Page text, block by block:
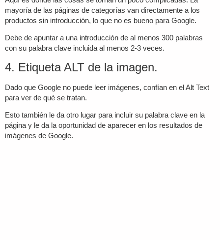
mayoría de las páginas de categorías van directamente a los
productos sin introducción, lo que no es bueno para Google.
Debe de apuntar a una introducción de al menos 300 palabras
con su palabra clave incluida al menos 2-3 veces.
4. Etiqueta ALT de la imagen.
Dado que Google no puede leer imágenes, confían en el Alt Text
para ver de qué se tratan.
Esto también le da otro lugar para incluir su palabra clave en la
página y le da la oportunidad de aparecer en los resultados de
imágenes de Google.